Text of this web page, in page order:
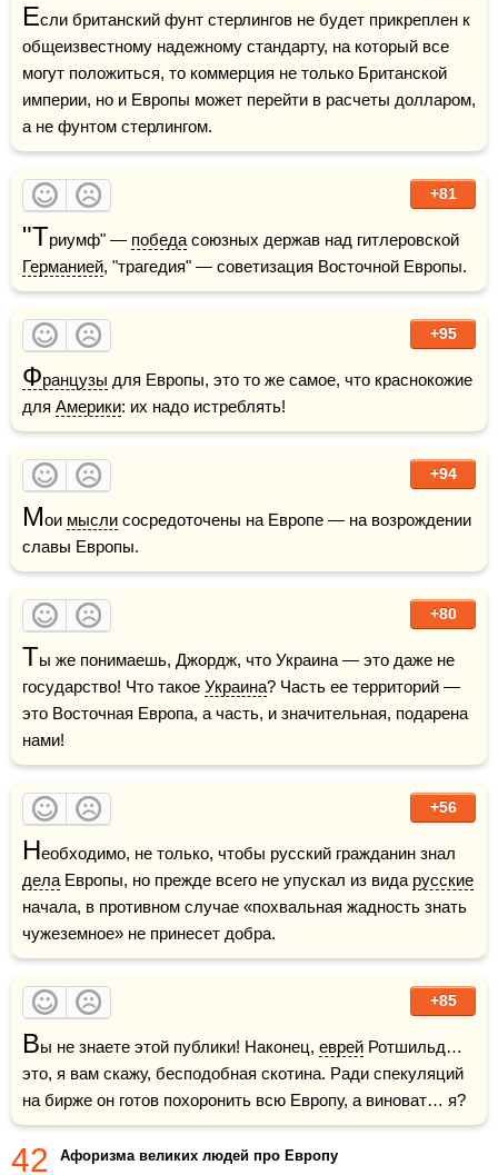
Если британский фунт стерлингов не будет прикреплен к
общеизвестному надежному стандарту, на который все
могут положиться, то коммерция не только Британской
империи, но и Европы может перейти в расчеты долларом,
а не фунтом стерлингом.
+81
"Триумф" — победа
Германией, "трагедия" — советизация Восточной Европы.
+95
Французы для Европы, это то же самое, что краснокожие
для Америки: их надо истреблять!
+94
Мои мысли сосредоточены на Европе — на возрождении
славы Европы.
+80
Ты же понимаешь, Джордж, что Украина — это даже не
государство! Что такое Украина? Часть ее территорий —
это Восточная Европа, а часть, и значительная, подарена
нами!
+56
Н
дела Европы, но прежде всего не упускал из вида русские
начала, в противном случае «похвальная жадность знать
чужеземное» не принесет добра.
+85
Вы не знаете этой публики! Наконец, еврей Ротшильд…
это, я вам скажу, бесподобная скотина. Ради спекуляций
на бирже он готов похоронить всю Европу, а виноват… я?
42 Афоризма великих людей про Европу